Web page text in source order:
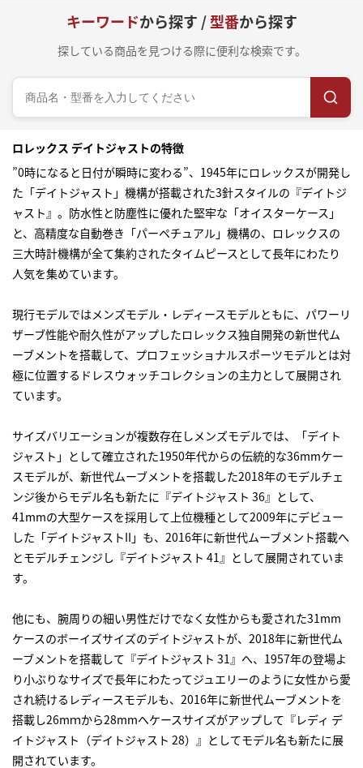
キーワードから探す /型番から探す
探している商品を見つける際に便利な検索です。
ロレックス デイトジャストの特徴
”0時になると日付が瞬時に変わる”、1945年にロレックスが開発し
た「デイトジャスト」機構が搭載された3針スタイルの『デイトジ
ャスト』。防水性と防塵性に優れた堅牢な「オイスターケース」
と、高精度な自動巻き「パーペチュアル」機構の、ロレックスの
三大時計機構が全て集約されたタイムピースとして長年にわたり
人気を集めています。
現行モデルではメンズモデル・レディースモデルともに、パワーリ
ザーブ性能や耐久性がアップしたロレックス独自開発の新世代ム
ーブメントを搭載して、プロフェッショナルスポーツモデルとは対
極に位置するドレスウォッチコレクションの主力として展開され
ています。
サイズバリエーションが複数存在しメンズモデルでは、「デイト
ジャスト」として確立された1950年代からの伝統的な36mmケー
スモデルが、新世代ムーブメントを搭載した2018年のモデルチェ
ンジ後からモデル名も新たに『デイトジャスト 36』として、
41mmの大型ケースを採用して上位機種として2009年にデビュー
した「デイトジャストII」も、2016年に新世代ムーブメント搭載へ
とモデルチェンジし『デイトジャスト 41』として展開されていま
す。
他にも、腕周りの細い男性だけでなく女性からも愛された31mm
ケースのボーイズサイズのデイトジャストが、2018年に新世代ム
ーブメントを搭載して『デイトジャスト 31』へ、1957年の登場よ
り小ぶりなサイズで長年にわたってジュエリーのように女性から愛
され続けるレディースモデルも、2016年に新世代ムーブメントを
搭載し26mｍから28mmへケースサイズがアップして『レディ デ
イトジャスト（デイトジャスト 28）』としてモデル名も新たに展
開されています。